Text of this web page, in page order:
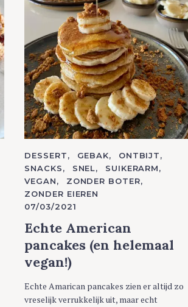
C
A
T
E
G
O
R
E
S
DESSERT GEBAK
ONTBIJT
SNACKS
SNEL
SUIKERARM
VEGAN
ZONDER BOTER
ZONDER EIEREN
07/03/2021
Echte American
pancakes (en helemaal
vegan!)
Echte Amarican pancakes zien er altijd zo
vreselijk verrukkelijk uit, maar echt